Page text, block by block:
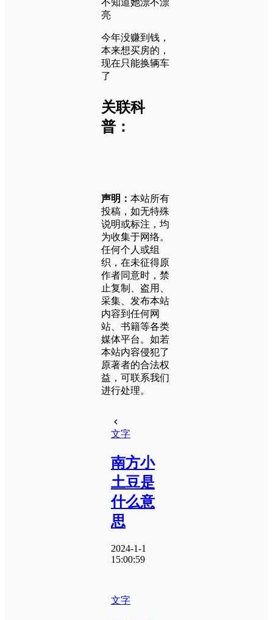
亮
今年没赚到钱，
本来想买房的，
现在只能换辆车
了
关联科
普：
声明： 本站所有
投稿，如无特殊
说明或标注，均
为收集于网络。
任何个人或组
织，在未征得原
作者同意时，禁
止复制、盗用、
采集、发布本站
内容到任何网
站、书籍等各类
媒体平台。如若
本站内容侵犯了
原著者的合法权
益，可联系我们
进行处理。
文字
南方小
土豆是
什么意
思
2024-1-1
15:00:59
文字